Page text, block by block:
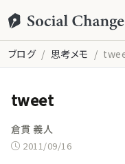
ブログ 思考メモ
tweet
倉貫 義人
2011/09/16